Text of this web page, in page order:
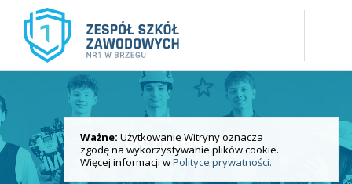
Ważne: Użytkowanie Witryny oznacza
zgodę na wykorzystywanie plików cookie.
Więcej informacji wPolityce prywatności.
Uczniowie
Galeria zdjęć